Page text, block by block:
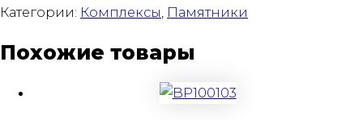
Категории: Комплексы Памятники
Похожие товары